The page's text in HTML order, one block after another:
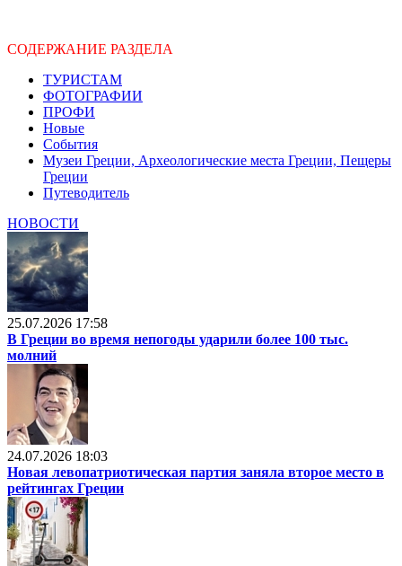
СОДЕРЖАНИЕ РАЗДЕЛА
ТУРИСТАМ
ФОТОГРАФИИ
ПРОФИ
Новые
События
Музеи Греции, Археологические места Греции, Пещеры
Греции
Путеводитель
НОВОСТИ
25.07.2026 17:58
В Греции во время непогоды ударили более 100 тыс.
молний
24.07.2026 18:03
Новая левопатриотическая партия заняла второе место в
рейтингах Греции